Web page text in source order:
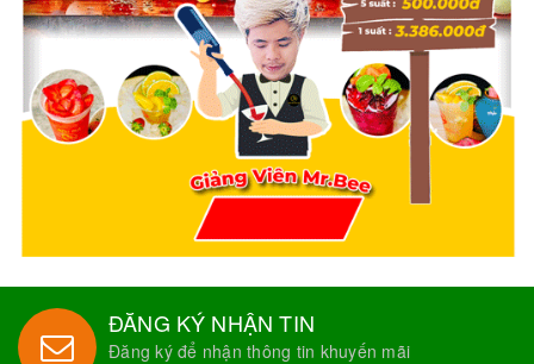
ĐĂNG KÝ NHẬN TIN
Đăng ký để nhận thông tin khuyến mãi